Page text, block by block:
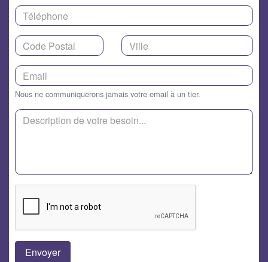
Nous ne communiquerons jamais votre email à un tier.